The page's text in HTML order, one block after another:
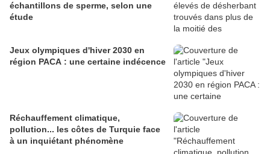
échantillons de sperme, selon une
étude
Jeux olympiques d'hiver 2030 en
région PACA : une certaine indécence
Réchauffement climatique,
pollution... les côtes de Turquie face
à un inquiétant phénomène